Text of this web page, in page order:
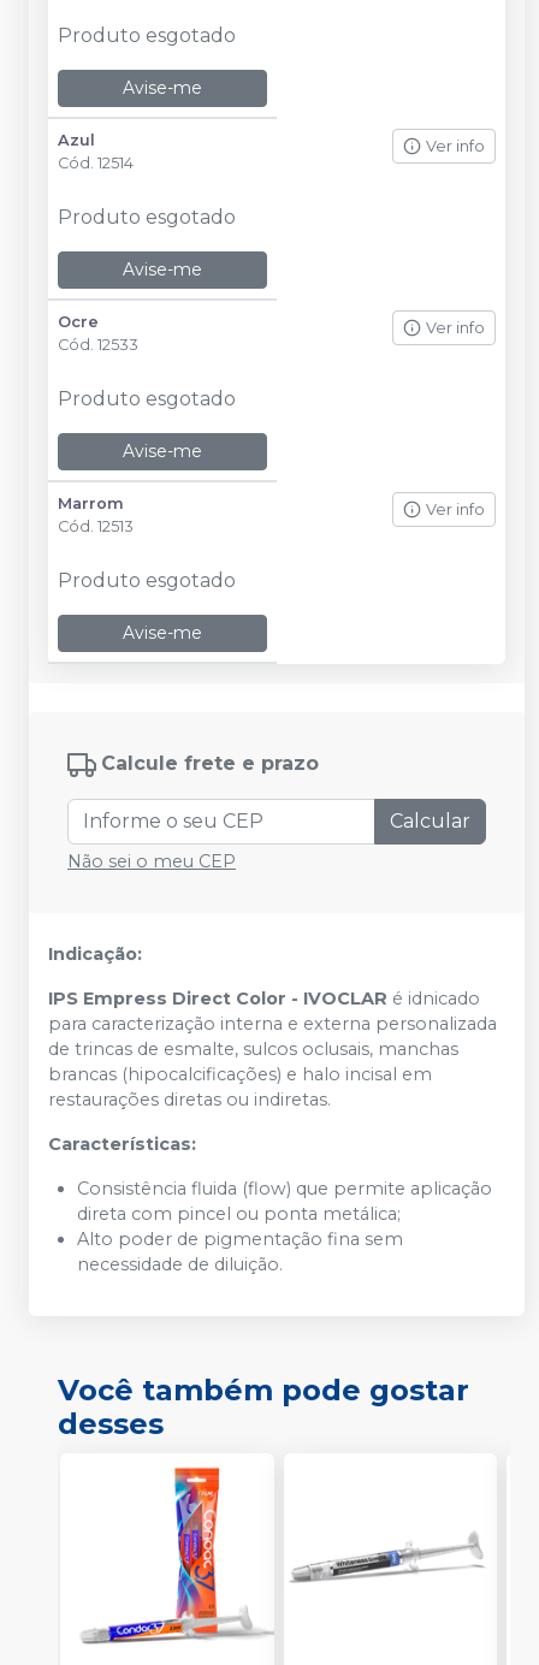
Produto esgotado
Avise-me
Azul
Cód. 12514
Ver info
Produto esgotado
Avise-me
Ocre
Cód. 12533
Ver info
Produto esgotado
Avise-me
Marrom
Cód. 12513
Ver info
Produto esgotado
Avise-me
Calcule frete e prazo
Calcular
Não sei o meu CEP
Indicação:
IPS Empress Direct Color - IVOCLAR é idnicado
para caracterização interna e externa personalizada
de trincas de esmalte, sulcos oclusais, manchas
brancas (hipocalcificações) e halo incisal em
restaurações diretas ou indiretas.
Características:
Consistência fluida (flow) que permite aplicação
direta com pincel ou ponta metálica;
Alto poder de pigmentação fina sem
necessidade de diluição.
Você também pode gostar
desses